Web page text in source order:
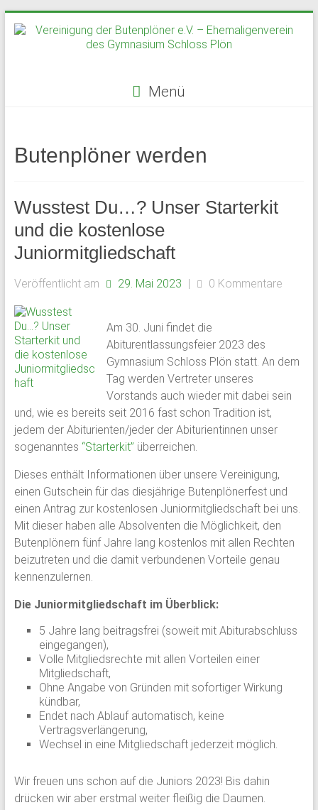
Inhalt
der
e.V.
–
Ehemaligenverein
des
Gymnasium
Schloss
Plön
von
ehemaligen
Schülern
Plöner
Internats
gegründet,
bildet
sie
den
Zusammenschluß
ehemaliger
Lehrkräfte
Mitarbeiter
des
Gymnasium
Schloss
Plön
sowie
früheren
Internats.
Menü
Butenplöner werden
Wusstest Du…? Unser Starterkit
und die kostenlose
Juniormitgliedschaft
Veröffentlicht am 29. Mai 2023 | 0 Kommentare
Am 30. Juni findet die
Abiturentlassungsfeier 2023 des
Gymnasium Schloss Plön statt. An dem
Tag werden Vertreter unseres
Vorstands auch wieder mit dabei sein
und, wie es bereits seit 2016 fast schon Tradition ist,
jedem der Abiturienten/jeder der Abiturientinnen unser
sogenanntes “Starterkit” überreichen.
Dieses enthält Informationen über unsere Vereinigung,
einen Gutschein für das diesjährige Butenplönerfest und
einen Antrag zur kostenlosen Juniormitgliedschaft bei uns.
Mit dieser haben alle Absolventen die Möglichkeit, den
Butenplönern fünf Jahre lang kostenlos mit allen Rechten
beizutreten und die damit verbundenen Vorteile genau
kennenzulernen.
Die Juniormitgliedschaft im Überblick:
5 Jahre lang beitragsfrei (soweit mit Abiturabschluss
eingegangen),
Volle Mitgliedsrechte mit allen Vorteilen einer
Mitgliedschaft,
Ohne Angabe von Gründen mit sofortiger Wirkung
kündbar,
Endet nach Ablauf automatisch, keine
Vertragsverlängerung,
Wechsel in eine Mitgliedschaft jederzeit möglich.
Wir freuen uns schon auf die Juniors 2023! Bis dahin
drücken wir aber erstmal weiter fleißig die Daumen.